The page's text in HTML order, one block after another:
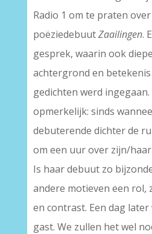
Radio 1 om te praten
poëziedebuutZaailingen.
gesprek, waarin ook
achtergrond en
gedichten werd
opmerkelijk: sinds
debuterende dichter de
om een uur over zijn/
Is haar debuut zo
andere motieven een rol,
en contrast. Een dag later
gast. We zullen het wel